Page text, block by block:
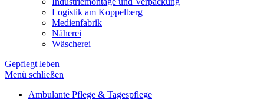
Logistik am Koppelberg
Medienfabrik
Näherei
Wäscherei
Gepflegt leben
Menü schließen
Ambulante Pflege & Tagespflege